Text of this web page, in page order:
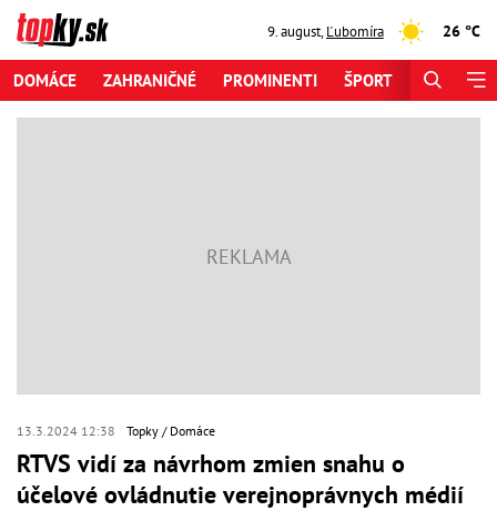
9. august,Ľubomíra 26 °C
DOMÁCE ZAHRANIČNÉ PROMINENTI ŠPORT
13.3.2024 12:38 Topky Domáce
RTVS vidí za návrhom zmien snahu o
účelové ovládnutie verejnoprávnych médií